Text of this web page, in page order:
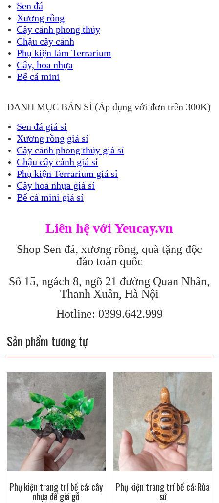
Sen đá
Xương rồng
Cây cảnh phong thủy
Chậu cây cảnh
Phụ kiện làm Terrarium
Cây, hoa nhựa
Bể cá mini
DANH MỤC BÁN SỈ (Áp dụng với đơn trên 300K)
Sen đá giá sỉ
Xương rồng giá sỉ
Cây cảnh phong thủy giá sỉ
Chậu cây cảnh giá sỉ
Phụ kiện Terrarium giá sỉ
Cây hoa nhựa giá sỉ
Bể cá mini giá sỉ
Liên hệ với Yeucay.vn
Shop Sen đá, xương rồng, quà tặng độc
đáo toàn quốc
Số 15, ngách 8, ngõ 21 đường Quan Nhân,
Thanh Xuân, Hà Nội
Hotline: 0399.642.999
Sản phẩm tương tự
Phụ kiện trang trí bể cá: cây
nhựa đế giả gỗ
Phụ kiện trang trí bể cá: Rùa
sứ